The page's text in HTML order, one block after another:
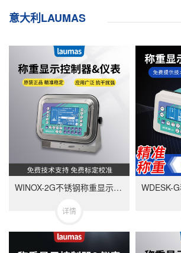
意大利LAUMAS
WINOX-2G不锈钢称重显示器 意大利LAUMAS品牌 用于称重与配料
详情